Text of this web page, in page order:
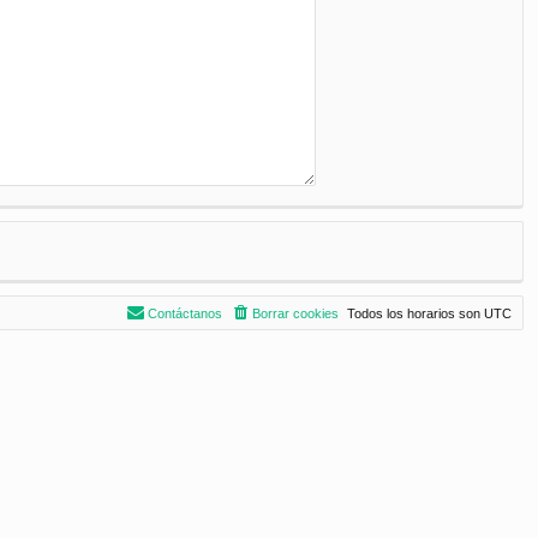
Todos los horarios son UTC
Borrar cookies
Contáctanos